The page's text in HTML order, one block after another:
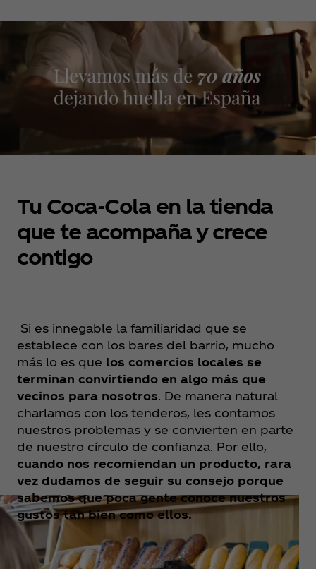
Tu Coca‑Cola en la tienda
que te acompaña y crece
contigo
Si es innegable la familiaridad que se
establece con los bares del barrio, mucho
más lo es que los comercios locales se
terminan convirtiendo en algo más que
vecinos para nosotros . De manera natural
charlamos con los tenderos, les contamos
nuestros problemas y se convierten en parte
de nuestro círculo de confianza. Por ello,
cuando nos recomiendan un producto, rara
vez dudamos de seguir su consejo porque
sabemos que poca gente conoce nuestros
gustos tan bien como ellos.